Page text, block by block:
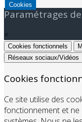
Cookies
Paramétrages
×
Cookies fonctionnels
Réseaux sociaux/Vidéos
Cookies
Ce site utilise des
fonctionnement et ne